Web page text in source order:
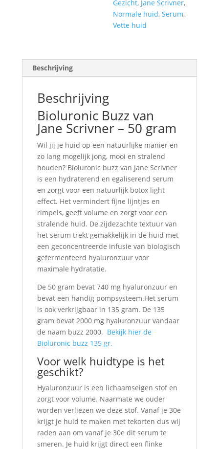
Gezicht, Jane Scrivner,
Normale huid,Serum,
Vette huid
Beschrijving
Beschrijving
Bioluronic Buzz van
Jane Scrivner – 50 gram
Wil jij je huid op een natuurlijke manier en
zo lang mogelijk jong, mooi en stralend
houden? Bioluronic buzz van Jane Scrivner
is een hydraterend en egaliserend serum
en zorgt voor een natuurlijk botox light
effect. Het vermindert fijne lijntjes en
rimpels, geeft volume en zorgt voor een
stralende huid. De zijdezachte textuur van
het serum trekt gemakkelijk in de huid met
een geconcentreerde infusie van biologisch
gefermenteerd hyaluronzuur voor
maximale hydratatie.
De 50 gram bevat 740 mg hyaluronzuur en
bevat een handig pompsysteem.Het serum
is ook verkrijgbaar in 135 gram. De 135
gram bevat 2000 mg hyaluronzuur vandaar
de naam buzz 2000. Bekijk hier de
Bioluronic buzz 135 gr.
Voor welk huidtype is het
geschikt?
Hyaluronzuur is een lichaamseigen stof en
zorgt voor volume. Naarmate we ouder
worden verliezen we deze stof. Vanaf je 30e
krijgt je huid te maken met tekorten dus wij
raden aan om vanaf je 30e dit serum te
smeren. Je huid krijgt direct een flinke